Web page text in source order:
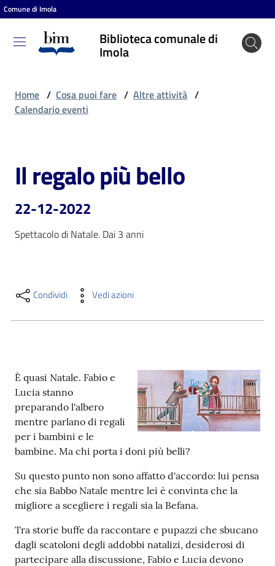
Vai al contenuto
Vai alla navigazione
Vai al footer
Comune di Imola
Biblioteca comunale di
Imola
Biblioteca
comunale
Cosa
puoi
fare
contenuti
Casa
Archivio
storico
Decentrate
Home / Cosa puoi fare / Altre attività /
Calendario eventi
Salta al contenuto
Il regalo più bello
22-12-2022
Spettacolo di Natale. Dai 3 anni
Condividi Vedi azioni
È quasi Natale. Fabio e
Lucia stanno
preparando l'albero
mentre parlano di regali
per i bambini e le
bambine. Ma chi porta i doni più belli?
Su questo punto non sono affatto d'accordo: lui pensa
che sia Babbo Natale mentre lei è convinta che la
migliore a scegliere i regali sia la Befana.
Tra storie buffe da raccontare e pupazzi che sbucano
dagli scatoloni degli addobbi natalizi, desiderosi di
partecipare alla discussione, Fabio e Lucia devono